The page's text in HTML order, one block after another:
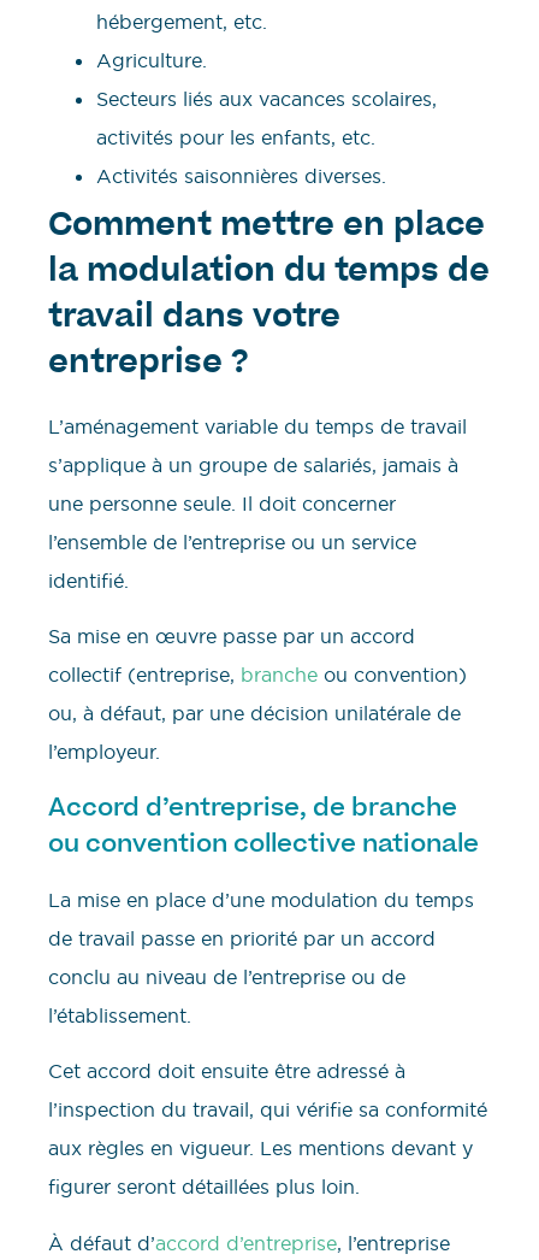
hébergement, etc.
Agriculture.
Secteurs liés aux vacances scolaires,
activités pour les enfants, etc.
Activités saisonnières diverses.
Comment mettre en place
la modulation du temps de
travail dans votre
entreprise ?
L’aménagement variable du temps de travail
s’applique à un groupe de salariés, jamais à
une personne seule. Il doit concerner
l’ensemble de l’entreprise ou un service
identifié.
Sa mise en œuvre passe par un accord
collectif (entreprise, branche ou convention)
ou, à défaut, par une décision unilatérale de
l’employeur.
Accord d’entreprise, de branche
ou convention collective nationale
La mise en place d’une modulation du temps
de travail passe en priorité par un accord
conclu au niveau de l’entreprise ou de
l’établissement.
Cet accord doit ensuite être adressé à
l’inspection du travail, qui vérifie sa conformité
aux règles en vigueur. Les mentions devant y
figurer seront détaillées plus loin.
À défaut d’accord d’entreprise, l’entreprise